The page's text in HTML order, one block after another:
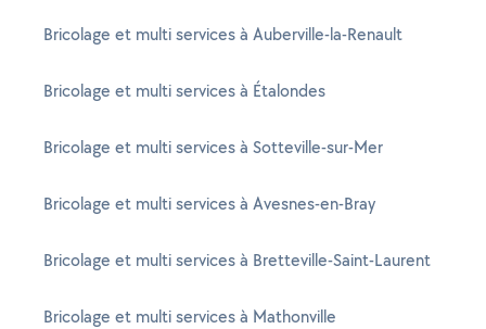
Bricolage et multi services à Auberville-la-Renault
Bricolage et multi services à Étalondes
Bricolage et multi services à Sotteville-sur-Mer
Bricolage et multi services à Avesnes-en-Bray
Bricolage et multi services à Bretteville-Saint-Laurent
Bricolage et multi services à Mathonville